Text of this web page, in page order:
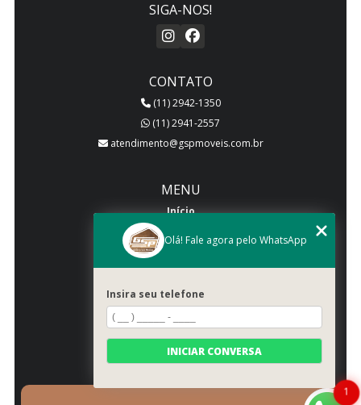
SIGA-NOS!
CONTATO
(11) 2942-1350
(11) 2941-2557
atendimento@gspmoveis.com.br
MENU
Início
Quem somos
Galeria
Categorias
Contato
Mapa do site
1
Olá! Fale agora pelo WhatsApp
Insira seu telefone
INICIAR CONVERSA